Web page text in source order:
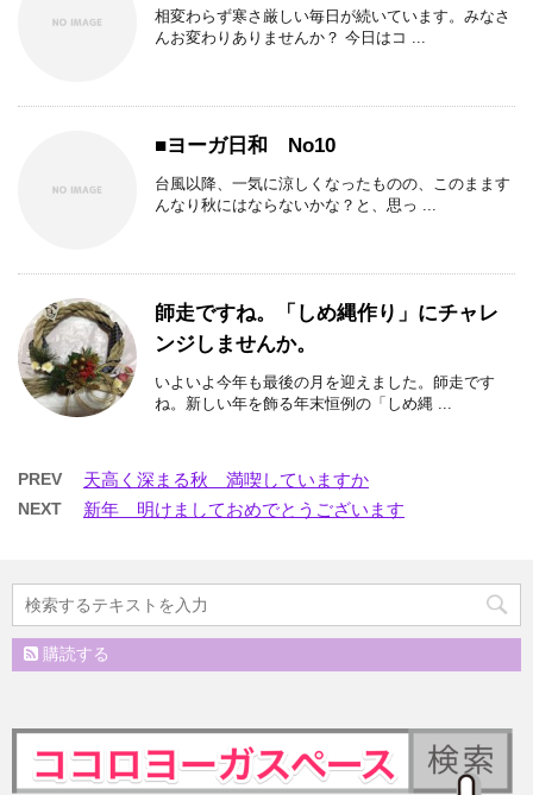
相変わらず寒さ厳しい毎日が続いています。みなさ
んお変わりありませんか？ 今日はコ ...
■ヨーガ日和 No10
台風以降、一気に涼しくなったものの、このまます
んなり秋にはならないかな？と、思っ ...
師走ですね。「しめ縄作り」にチャレ
ンジしませんか。
いよいよ今年も最後の月を迎えました。師走です
ね。新しい年を飾る年末恒例の「しめ縄 ...
PREV 天高く深まる秋 満喫していますか
NEXT 新年 明けましておめでとうございます
購読する